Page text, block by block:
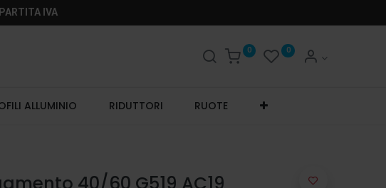
IVA
0 0
ALLUMINIO RIDUTTORI RUOTE